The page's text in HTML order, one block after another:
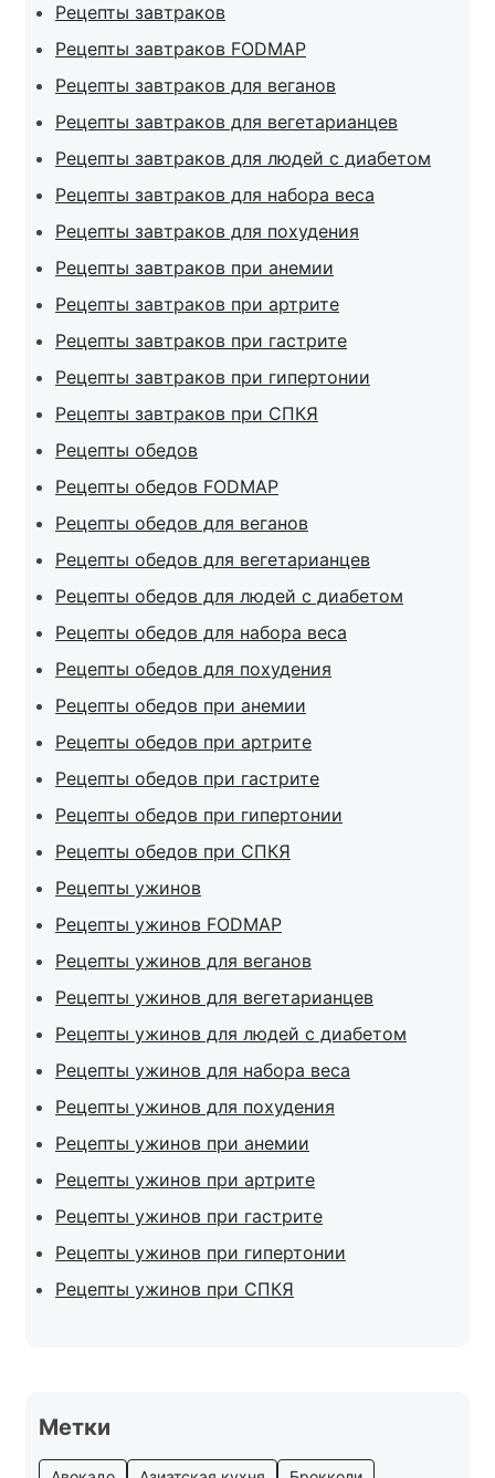
Рецепты завтраков
Рецепты завтраков FODMAP
Рецепты завтраков для веганов
Рецепты завтраков для вегетарианцев
Рецепты завтраков для людей с диабетом
Рецепты завтраков для набора веса
Рецепты завтраков для похудения
Рецепты завтраков при анемии
Рецепты завтраков при артрите
Рецепты завтраков при гастрите
Рецепты завтраков при гипертонии
Рецепты завтраков при СПКЯ
Рецепты обедов
Рецепты обедов FODMAP
Рецепты обедов для веганов
Рецепты обедов для вегетарианцев
Рецепты обедов для людей с диабетом
Рецепты обедов для набора веса
Рецепты обедов для похудения
Рецепты обедов при анемии
Рецепты обедов при артрите
Рецепты обедов при гастрите
Рецепты обедов при гипертонии
Рецепты обедов при СПКЯ
Рецепты ужинов
Рецепты ужинов FODMAP
Рецепты ужинов для веганов
Рецепты ужинов для вегетарианцев
Рецепты ужинов для людей с диабетом
Рецепты ужинов для набора веса
Рецепты ужинов для похудения
Рецепты ужинов при анемии
Рецепты ужинов при артрите
Рецепты ужинов при гастрите
Рецепты ужинов при гипертонии
Рецепты ужинов при СПКЯ
Метки